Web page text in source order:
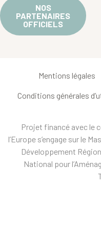
NOS
PARTENAIRES
OFFICIELS
Mentions légales
Conditions générales
Projet financé avec le
l’Europe s’engage sur le
Développement
National pour